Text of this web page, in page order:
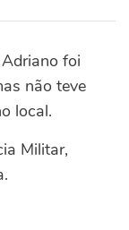
foi
não teve
local.
Militar,